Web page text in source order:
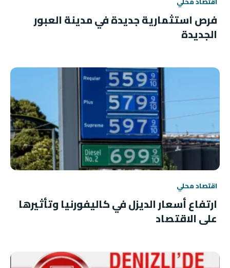
فرص استثمارية جديدة في مدينة العبور
الجديدة
اقتصاد محلي
ارتفاع أسعار الديزل في كاليفورنيا وتأثيرها
على الاقتصاد